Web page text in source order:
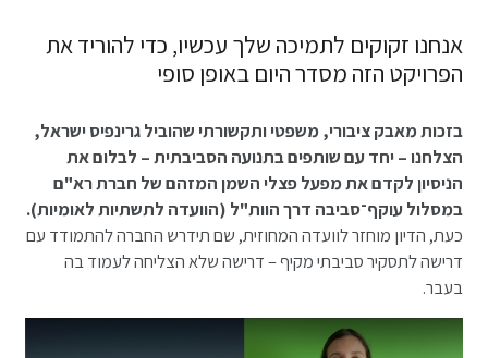
אנחנו זקוקים לתמיכה שלך עכשיו, כדי להוריד את
הפרויקט הזה מסדר היום באופן סופי
בזכות מאבק ציבורי, משפטי ותקשורתי שהוביל גרינפיס ישראל,
הצלחנו – יחד עם שותפים בתנועה הסביבתית – לבלום את
הניסיון לקדם את מפעל פצלי השמן המזהם של חברת רא"ם
במסלול עוקף־סביבה דרך הוות"ל (הוועדה לתשתיות לאומיות).
כעת, הדיון מוחזר לוועדה המחוזית, שם תידרש החברה להתמודד עם
דרישה לתסקיר סביבתי מקיף – דרישה שלא הצליחה לעמוד בה
בעבר.